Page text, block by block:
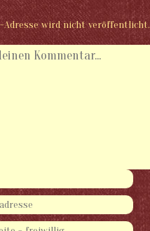
Adresse wird nicht veröffentlicht.